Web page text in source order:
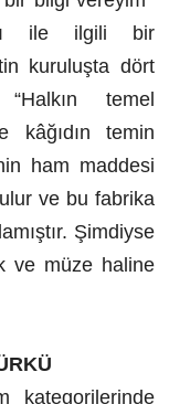
ile ilgili bir
kuruluşta dört
temel
kâğıdın temin
ham maddesi
ve bu fabrika
Şimdiyse
ve müze haline
kategorilerinde